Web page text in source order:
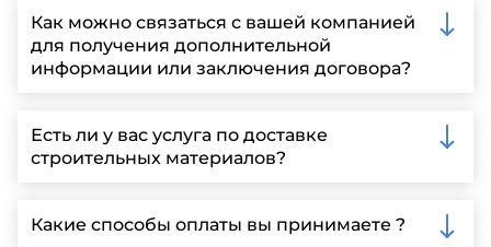
Как можно связаться с вашей компанией
для получения дополнительной
информации или заключения договора?
запрос через нашу официальную почту или
заполнить форму на нашем сайте для более
детальной информации и организации встречи.
Есть ли у вас услуга по доставке
строительных материалов?
Ленинградской области, у нас собственный
автопарк, для обеспечения быстрой и надежной
Какие способы оплаты вы принимаете ?